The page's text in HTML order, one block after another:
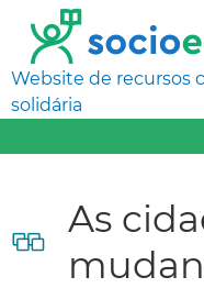
Website de recursos
solidária
As